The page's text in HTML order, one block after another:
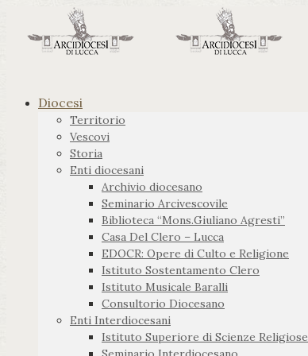
Diocesi
Territorio
Vescovi
Storia
Enti diocesani
Archivio diocesano
Seminario Arcivescovile
Biblioteca “Mons.Giuliano Agresti”
Casa Del Clero – Lucca
EDOCR: Opere di Culto e Religione
Istituto Sostentamento Clero
Istituto Musicale Baralli
Consultorio Diocesano
Enti Interdiocesani
Istituto Superiore di Scienze Religiose